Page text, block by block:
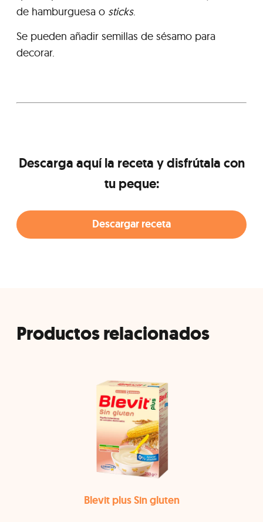
de hamburguesa o sticks.
Se pueden añadir semillas de sésamo para
decorar.
Descarga aquí la receta y disfrútala con
tu peque:
Descargar receta
Productos relacionados
Blevit plus Sin gluten